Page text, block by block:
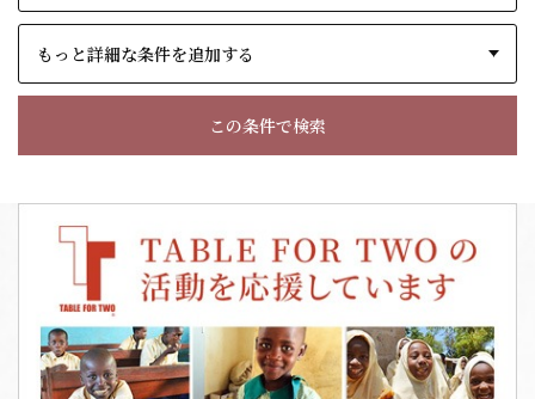
もっと詳細な条件を追加する
この条件で検索